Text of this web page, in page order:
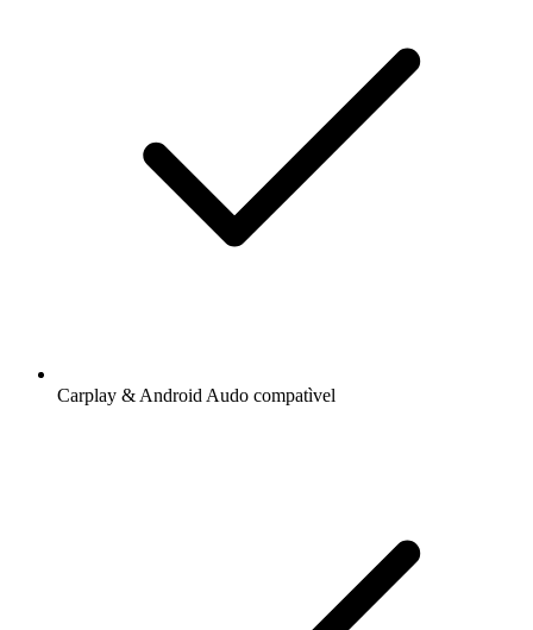
Carplay & Android Audo compatìvel